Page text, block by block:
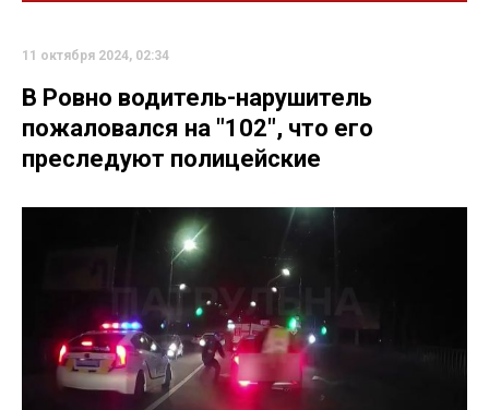
11 октября 2024, 02:34
В Ровно водитель-нарушитель
пожаловался на "102", что его
преследуют полицейские